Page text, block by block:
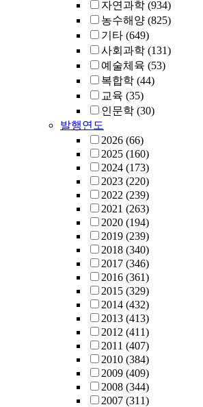
자연과학 (934)
농수해양 (825)
기타 (649)
사회과학 (131)
예술체육 (53)
복합학 (44)
교육 (35)
인문학 (30)
발행연도
2026 (66)
2025 (160)
2024 (173)
2023 (220)
2022 (239)
2021 (263)
2020 (194)
2019 (239)
2018 (340)
2017 (346)
2016 (361)
2015 (329)
2014 (432)
2013 (413)
2012 (411)
2011 (407)
2010 (384)
2009 (409)
2008 (344)
2007 (311)